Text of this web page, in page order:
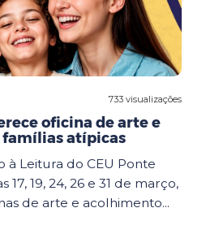
733 visualizações
oficina de arte e
atípicas
à Leitura do CEU Ponte
19, 24, 26 e 31 de março,
de arte e acolhimento...